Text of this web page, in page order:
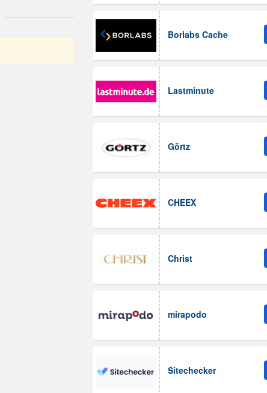
Borlabs Cache
Lastminute
Görtz
CHEEX
Christ
mirapodo
Sitechecker